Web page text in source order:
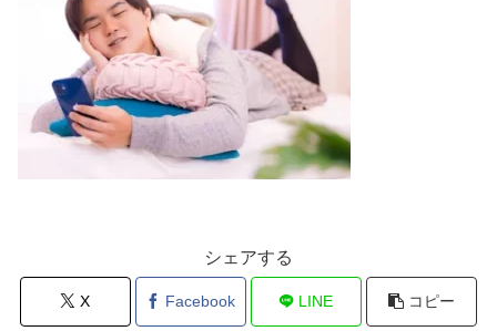
シェアする
X Facebook LINE コピー